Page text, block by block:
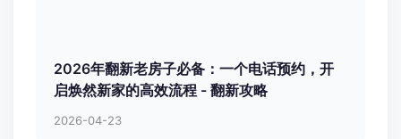
2026年翻新老房子必备：一个电话预约，开
启焕然新家的高效流程 - 翻新攻略
2026-04-23